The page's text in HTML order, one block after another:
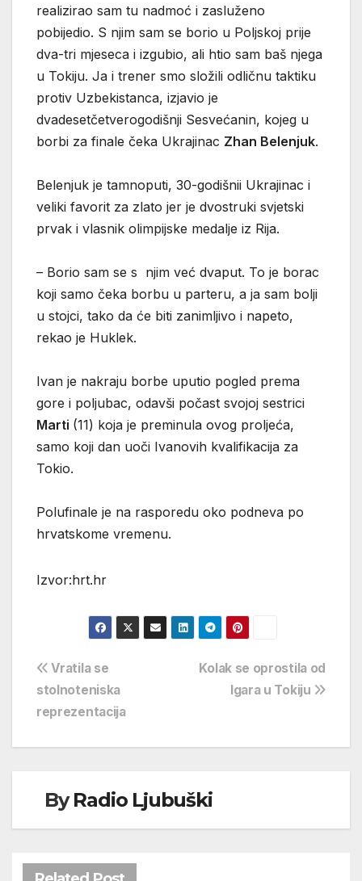
realizirao sam tu nadmoć i zasluženo
pobijedio. S njim sam se borio u Poljskoj prije
dva-tri mjeseca i izgubio, ali htio sam baš njega
u Tokiju. Ja i trener smo složili odličnu taktiku
protiv Uzbekistanca, izjavio je
dvadesetčetverogodišnji Sesvećanin, kojeg u
borbi za finale čeka Ukrajinac Zhan Belenjuk.
Belenjuk je tamnoputi, 30-godišnii Ukrajinac i
veliki favorit za zlato jer je dvostruki svjetski
prvak i vlasnik olimpijske medalje iz Rija.
– Borio sam se s njim već dvaput. To je borac
koji samo čeka borbu u parteru, a ja sam bolji
u stojci, tako da će biti zanimljivo i napeto,
rekao je Huklek.
Ivan je nakraju borbe uputio pogled prema
gore i poljubac, odavši počast svojoj sestrici
Marti (11) koja je preminula ovog proljeća,
samo koji dan uoči Ivanovih kvalifikacija za
Tokio.
Polufinale je na rasporedu oko podneva po
hrvatskome vremenu.
Izvor:hrt.hr
Navigacija
objava
Kolak se oprostila od
Igara u Tokiju
Vratila se
stolnoteniska
reprezentacija
ByRadio Ljubuški